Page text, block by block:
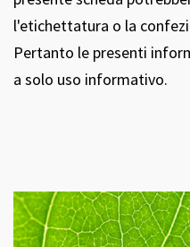
l'etichettatura o la
Pertanto le presenti
a solo uso informativo.